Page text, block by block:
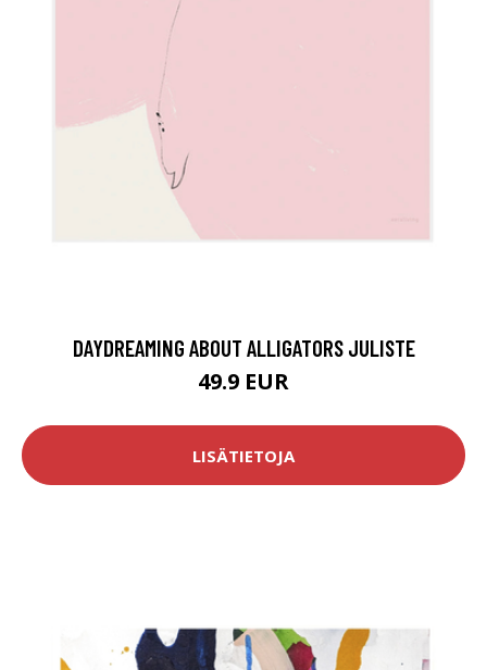
DAYDREAMING ABOUT ALLIGATORS JULISTE
49.9 EUR
LISÄTIETOJA